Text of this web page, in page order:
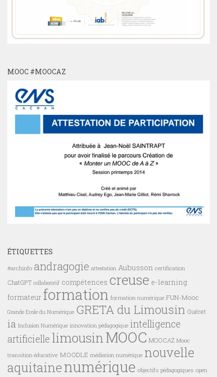
MOOC #MOOCAZ
ÉTIQUETTES
#archinfo andragogie attestation Aubusson certification
ChatGPT collaboratif compétences creuse e-learning
formateur formation formation numérique FUN-Mooc
Grande Ecole du Numérique GRETA du Limousin Guéret
ia Inclusion Numérique innovation pédagogique intelligence
artificielle limousinMOOC MOOCAZ Mooc
transition éducative MOODLE médiation numérique nouvelle
aquitainenumérique objectifs pédagogiques open